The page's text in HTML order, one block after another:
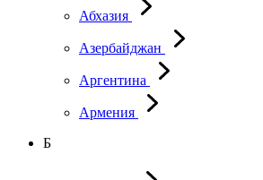
Абхазия
Азербайджан
Аргентина
Армения
Б